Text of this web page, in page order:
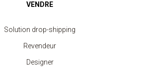
VENDRE
Solution drop-shipping
Revendeur
Designer